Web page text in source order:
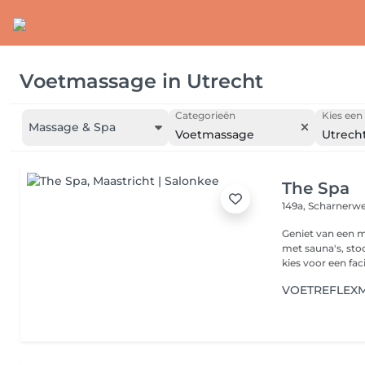
Voetmassage in Utrecht
Massage & Spa
Categorieën
Voetmassage
Kies
The Spa
149a,
Geniet van een
met sauna's,
kies voor een